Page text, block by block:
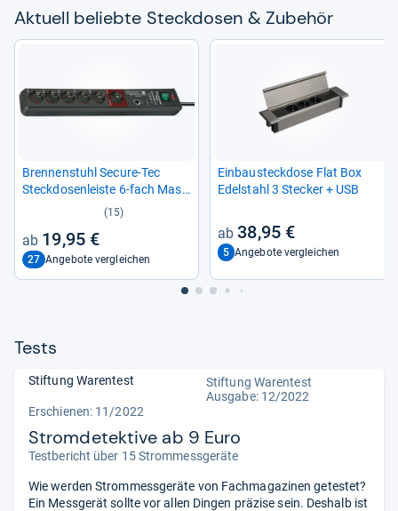
Aktu­ell beliebte Steck­do­sen & Zube­hör
Bren­nen­stuhl Secure-​Tec
Steck­do­sen­leiste 6-​fach Mas­
(15)
19,95 €
27 Angebote vergleichen
Ein­bau­steck­dose Flat Box
Edel­stahl 3 Ste­cker + USB
38,95 €
5 Angebote vergleichen
Tests
Stiftung Warentest
Stiftung Warentest
Ausgabe: 12/2022
Erschienen: 11/2022
Stromdetektive ab 9 Euro
Testbericht über 15 Strommessgeräte
Wie werden Strommessgeräte von Fachmagazinen getestet?
Ein Messgerät sollte vor allen Dingen präzise sein. Deshalb ist